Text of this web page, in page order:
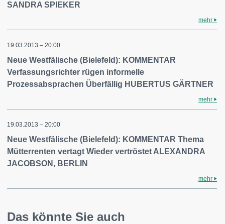
SANDRA SPIEKER
mehr
19.03.2013 – 20:00
Neue Westfälische (Bielefeld): KOMMENTAR
Verfassungsrichter rügen informelle
Prozessabsprachen Überfällig HUBERTUS GÄRTNER
mehr
19.03.2013 – 20:00
Neue Westfälische (Bielefeld): KOMMENTAR Thema
Mütterrenten vertagt Wieder vertröstet ALEXANDRA
JACOBSON, BERLIN
mehr
Das könnte Sie auch